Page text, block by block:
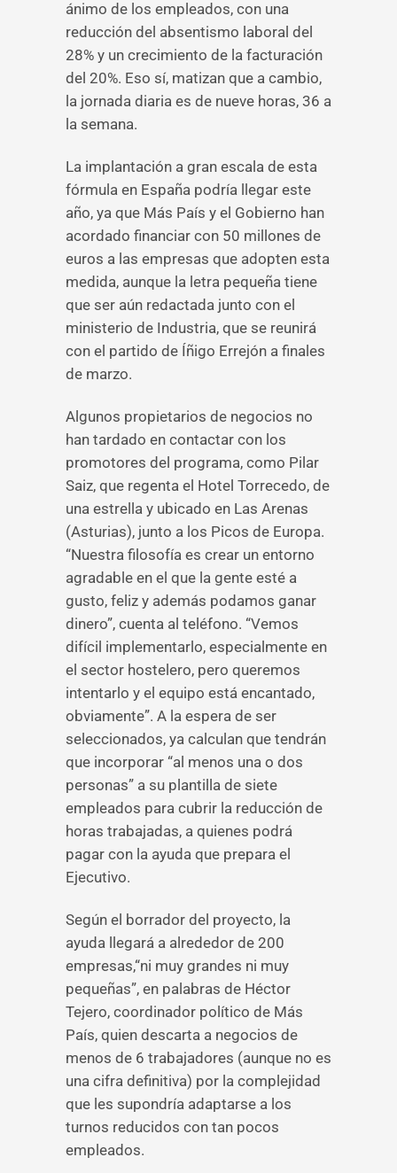
ánimo de los empleados, con una
reducción del absentismo laboral del
28% y un crecimiento de la facturación
del 20%. Eso sí, matizan que a cambio,
la jornada diaria es de nueve horas, 36 a
la semana.
La implantación a gran escala de esta
fórmula en España podría llegar este
año, ya que Más País y el Gobierno han
acordado financiar con 50 millones de
euros a las empresas que adopten esta
medida, aunque la letra pequeña tiene
que ser aún redactada junto con el
ministerio de Industria, que se reunirá
con el partido de Íñigo Errejón a finales
de marzo.
Algunos propietarios de negocios no
han tardado en contactar con los
promotores del programa, como Pilar
Saiz, que regenta el Hotel Torrecedo, de
una estrella y ubicado en Las Arenas
(Asturias), junto a los Picos de Europa.
“Nuestra filosofía es crear un entorno
agradable en el que la gente esté a
gusto, feliz y además podamos ganar
dinero”, cuenta al teléfono. “Vemos
difícil implementarlo, especialmente en
el sector hostelero, pero queremos
intentarlo y el equipo está encantado,
obviamente”. A la espera de ser
seleccionados, ya calculan que tendrán
que incorporar “al menos una o dos
personas” a su plantilla de siete
empleados para cubrir la reducción de
horas trabajadas, a quienes podrá
pagar con la ayuda que prepara el
Ejecutivo.
Según el borrador del proyecto, la
ayuda llegará a alrededor de 200
empresas,“ni muy grandes ni muy
pequeñas”, en palabras de Héctor
Tejero, coordinador político de Más
País, quien descarta a negocios de
menos de 6 trabajadores (aunque no es
una cifra definitiva) por la complejidad
que les supondría adaptarse a los
turnos reducidos con tan pocos
empleados.